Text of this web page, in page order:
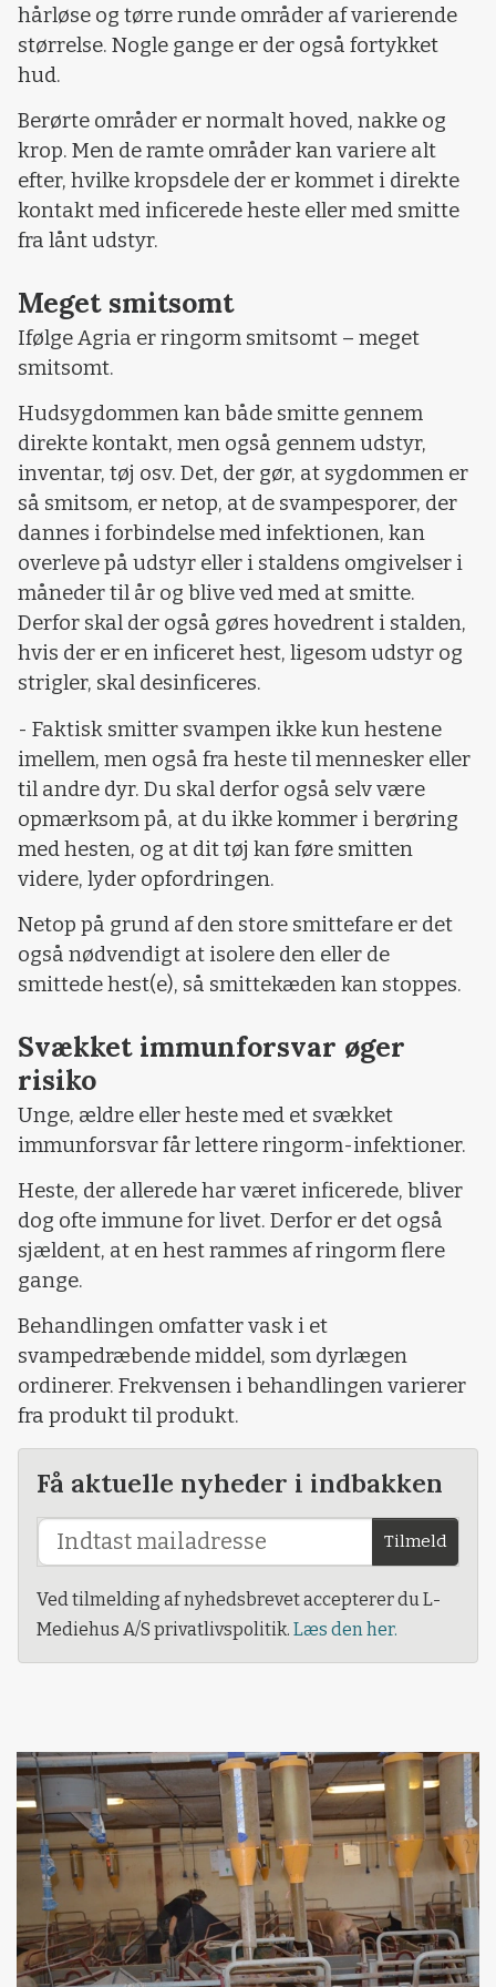
hårløse og tørre runde områder af varierende
størrelse. Nogle gange er der også fortykket
hud.
Berørte områder er normalt hoved, nakke og
krop. Men de ramte områder kan variere alt
efter, hvilke kropsdele der er kommet i direkte
kontakt med inficerede heste eller med smitte
fra lånt udstyr.
Meget smitsomt
Ifølge Agria er ringorm smitsomt – meget
smitsomt.
Hudsygdommen kan både smitte gennem
direkte kontakt, men også gennem udstyr,
inventar, tøj osv. Det, der gør, at sygdommen er
så smitsom, er netop, at de svampesporer, der
dannes i forbindelse med infektionen, kan
overleve på udstyr eller i staldens omgivelser i
måneder til år og blive ved med at smitte.
Derfor skal der også gøres hovedrent i stalden,
hvis der er en inficeret hest, ligesom udstyr og
strigler, skal desinficeres.
- Faktisk smitter svampen ikke kun hestene
imellem, men også fra heste til mennesker eller
til andre dyr. Du skal derfor også selv være
opmærksom på, at du ikke kommer i berøring
med hesten, og at dit tøj kan føre smitten
videre, lyder opfordringen.
Netop på grund af den store smittefare er det
også nødvendigt at isolere den eller de
smittede hest(e), så smittekæden kan stoppes.
Svækket immunforsvar øger
risiko
Unge, ældre eller heste med et svækket
immunforsvar får lettere ringorm-infektioner.
Heste, der allerede har været inficerede, bliver
dog ofte immune for livet. Derfor er det også
sjældent, at en hest rammes af ringorm flere
gange.
Behandlingen omfatter vask i et
svampedræbende middel, som dyrlægen
ordinerer. Frekvensen i behandlingen varierer
fra produkt til produkt.
Få aktuelle nyheder i indbakken
Tilmeld
Ved tilmelding af nyhedsbrevet accepterer du L-
Mediehus A/S privatlivspolitik. Læs den her.